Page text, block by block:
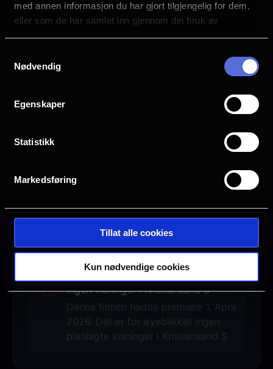
med annen informasjon du har gjort tilgjengelig for dem,
eller som de har samlet inn gjennom din bruk av
Nødvendig
Egenskaper
Statistikk
Markedsføring
Tillat alle cookies
Kun nødvendige cookies
Språk
Drama
Manymore AS
Ingen visninger i Kristiansand S
2026. Det er for øyeblikket ingen
planlagte visninger i Kristiansand S